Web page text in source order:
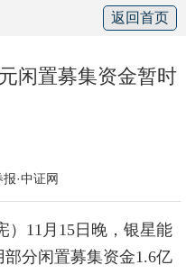
返回首页
闲置募集资金暂时
·中证网
11月15日晚，银星能
分闲置募集资金1.6亿